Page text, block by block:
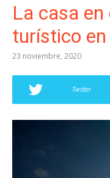
La casa
turístico
23 noviembre, 2020
Twitter